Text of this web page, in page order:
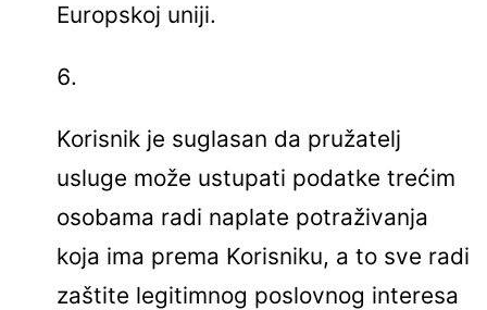
Europskoj uniji.
Korisnik je suglasan da pružatelj
usluge može ustupati podatke trećim
osobama radi naplate potraživanja
koja ima prema Korisniku, a to sve radi
zaštite legitimnog poslovnog interesa